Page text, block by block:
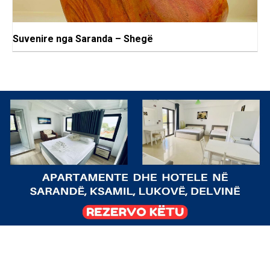
Suvenire nga Saranda – Shegë